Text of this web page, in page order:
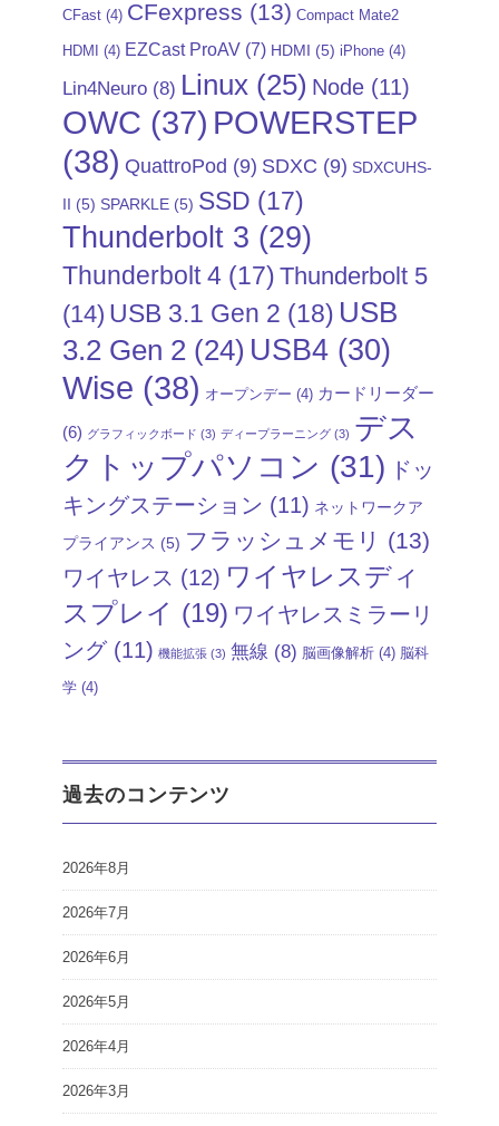
CFast (4) CFexpress (13) Compact Mate2
HDMI (4) EZCast ProAV (7) HDMI (5) iPhone (4)
Lin4Neuro (8) Linux (25) Node (11)
OWC (37) POWERSTEP
(38) QuattroPod (9) SDXC (9) SDXCUHS-
II (5) SPARKLE (5) SSD (17)
Thunderbolt 3 (29)
Thunderbolt 4 (17) Thunderbolt 5
(14) USB 3.1 Gen 2 (18) USB
3.2 Gen 2 (24) USB4 (30)
Wise (38) オープンデー (4) カードリーダー
(6) グラフィックボード (3) ディープラーニング (3) デス
クトップパソコン (31) ドッ
キングステーション (11) ネットワークア
プライアンス (5) フラッシュメモリ (13)
ワイヤレス (12) ワイヤレスディ
スプレイ (19) ワイヤレスミラーリ
ング(11) 機能拡張 (3) 無線 (8) 脳画像解析 (4) 脳科
学 (4)
過去のコンテンツ
2026年8月
2026年7月
2026年6月
2026年5月
2026年4月
2026年3月